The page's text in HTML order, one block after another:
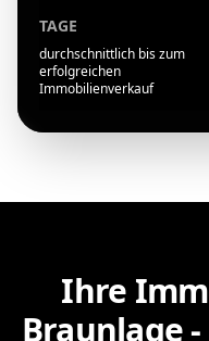
TAGE
durchschnittlich bis zum
erfolgreichen
Immobilienverkauf
Ihre
Braunlage